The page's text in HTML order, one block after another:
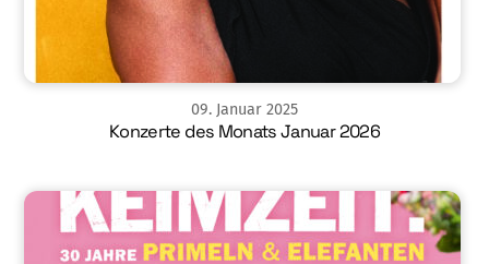
09. Januar 2025
Konzerte des Monats Januar 2026